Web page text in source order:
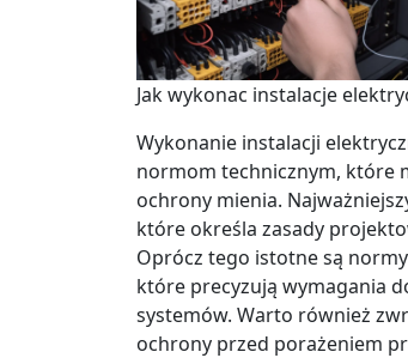
Jak wykonac instalacje
Wykonanie instalacji
normom technicznym, które
ochrony mienia.
które określa zasady
Oprócz tego istotne są
które precyzują wymagania
systemów. Warto również
ochrony przed porażeniem